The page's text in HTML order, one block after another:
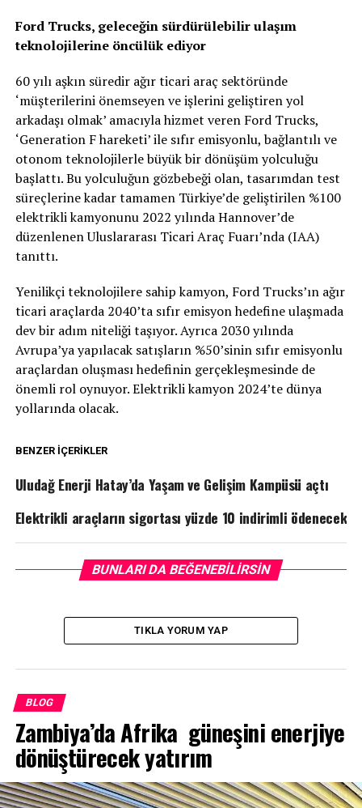
Ford Trucks, geleceğin sürdürülebilir ulaşım
teknolojilerine öncülük ediyor
60 yılı aşkın süredir ağır ticari araç sektöründe
‘müşterilerini önemseyen ve işlerini geliştiren yol
arkadaşı olmak’ amacıyla hizmet veren Ford Trucks,
‘Generation F hareketi’ ile sıfır emisyonlu, bağlantılı ve
otonom teknolojilerle büyük bir dönüşüm yolculuğu
başlattı. Bu yolculuğun gözbebeği olan, tasarımdan test
süreçlerine kadar tamamen Türkiye’de geliştirilen %100
elektrikli kamyonunu 2022 yılında Hannover’de
düzenlenen Uluslararası Ticari Araç Fuarı’nda (IAA)
tanıttı.
Yenilikçi teknolojilere sahip kamyon, Ford Trucks’ın ağır
ticari araçlarda 2040’ta sıfır emisyon hedefine ulaşmada
dev bir adım niteliği taşıyor. Ayrıca 2030 yılında
Avrupa’ya yapılacak satışların %50’sinin sıfır emisyonlu
araçlardan oluşması hedefinin gerçekleşmesinde de
önemli rol oynuyor. Elektrikli kamyon 2024’te dünya
yollarında olacak.
BENZER İÇERIKLER
Uludağ Enerji Hatay’da Yaşam ve Gelişim Kampüsü açtı
Elektrikli araçların sigortası yüzde 10 indirimli ödenecek
BUNLARI DA BEĞENEBILIRSIN
TIKLA YORUM YAP
BLOG
Zambiya’da Afrika güneşini enerjiye
dönüştürecek yatırım